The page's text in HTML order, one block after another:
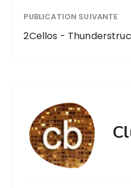
PUBLICATION SUIVANTE
2Cellos -